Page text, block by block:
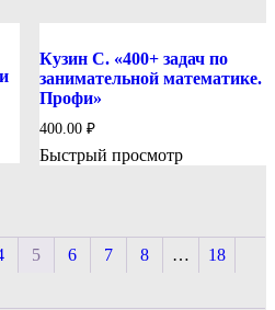
Кузин С. «400+ задач по
занимательной математике.
Профи»
400.00 ₽
Быстрый просмотр
5 6 7 8 …
18